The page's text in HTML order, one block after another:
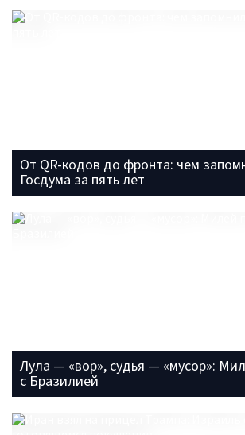
От QR-кодов до фронта: чем
Госдума за пять лет
Лула — «вор», судья — «мусор»:
с Бразилией